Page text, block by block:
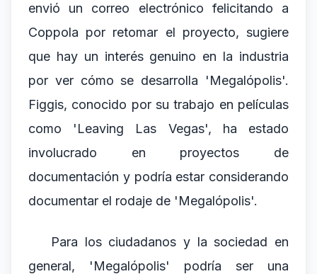
envió un correo electrónico felicitando a
Coppola por retomar el proyecto, sugiere
que hay un interés genuino en la industria
por ver cómo se desarrolla 'Megalópolis'.
Figgis, conocido por su trabajo en películas
como 'Leaving Las Vegas', ha estado
involucrado en proyectos de
documentación y podría estar considerando
documentar el rodaje de 'Megalópolis'.
Para los ciudadanos y la sociedad en
general, 'Megalópolis' podría ser una